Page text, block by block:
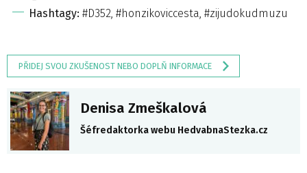
Hashtagy: #D352, #honzikoviccesta, #zijudokudmuzu
PŘIDEJ SVOU ZKUŠENOST NEBO DOPLŇ INFORMACE
Denisa Zmeškalová
Šéfredaktorka webu HedvabnaStezka.cz